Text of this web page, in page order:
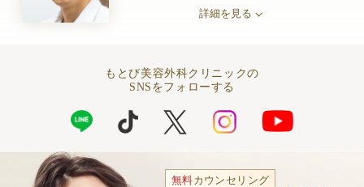
詳細を見る
もとび美容外科クリニックの
SNSをフォローする
無料カウンセリング